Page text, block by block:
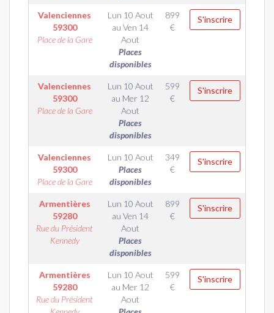
Valenciennes
59300
Place de la Gare
Lun 10 Aout
au Ven 14
Aout
Places
disponibles
899
€
S'inscrire
Valenciennes
59300
Place de la Gare
Lun 10 Aout
au Mer 12
Aout
Places
disponibles
599
€
S'inscrire
Valenciennes
59300
Place de la Gare
Lun 10 Aout
Places
disponibles
349
€
S'inscrire
Armentières
59280
Rue du Président
Kennedy
Lun 10 Aout
au Ven 14
Aout
Places
disponibles
899
€
S'inscrire
Armentières
59280
Rue du Président
Lun 10 Aout
au Mer 12
Aout
599
€
S'inscrire